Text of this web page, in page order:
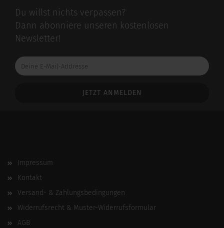
Du willst nichts verpassen?
Dann abonniere unseren kostenlosen
Newsletter!
Deine
E-
Impressum
Kontakt
Versand- & Zahlungsbedingungen
Widerrufsrecht & Muster-Widerrufsformular
AGB